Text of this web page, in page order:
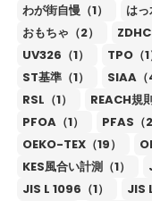
わが街自慢（1）
はっ
おもちゃ（2）
ZDHC
UV326（1）
TPO（1
ST基準（1）
SIAA（
RSL（1）
REACH規
PFOA（1）
PFAS（2
OEKO-TEX（19）
KES風合い計測（1）
JIS L 1096（1）
JIS